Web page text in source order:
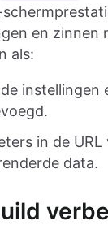
en zinnen
als:
instellingen
in de
data.